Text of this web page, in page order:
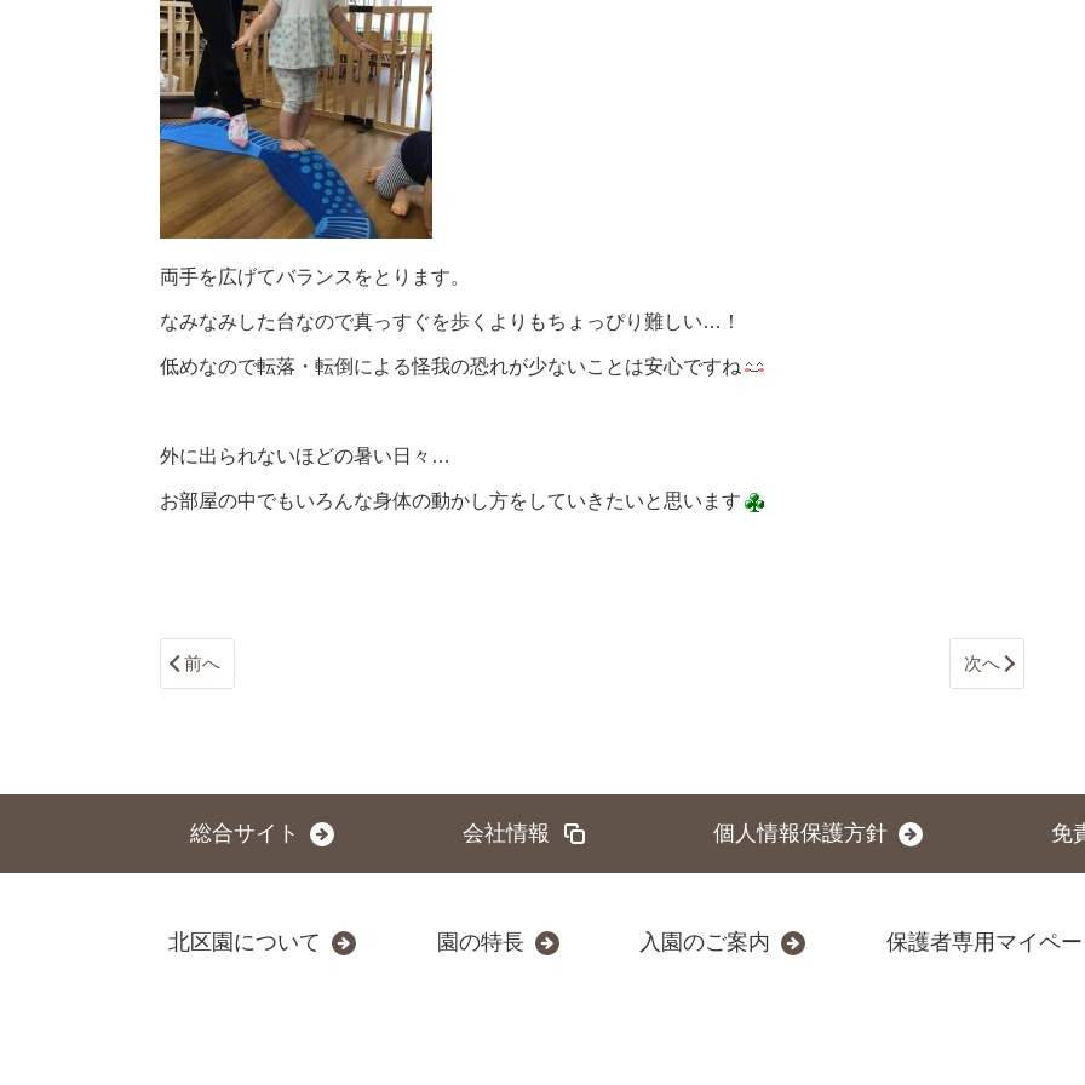
両手を広げてバランスをとります。
なみなみした台なので真っすぐを歩くよりもちょっぴり難しい…！
低めなので転落・転倒による怪我の恐れが少ないことは安心ですね
外に出られないほどの暑い日々…
お部屋の中でもいろんな身体の動かし方をしていきたいと思います
前へ 次へ
総合サイト 会社情報 個人情報保護方針 免
北区園について 園の特長 入園のご案内 保護者専用マイペ